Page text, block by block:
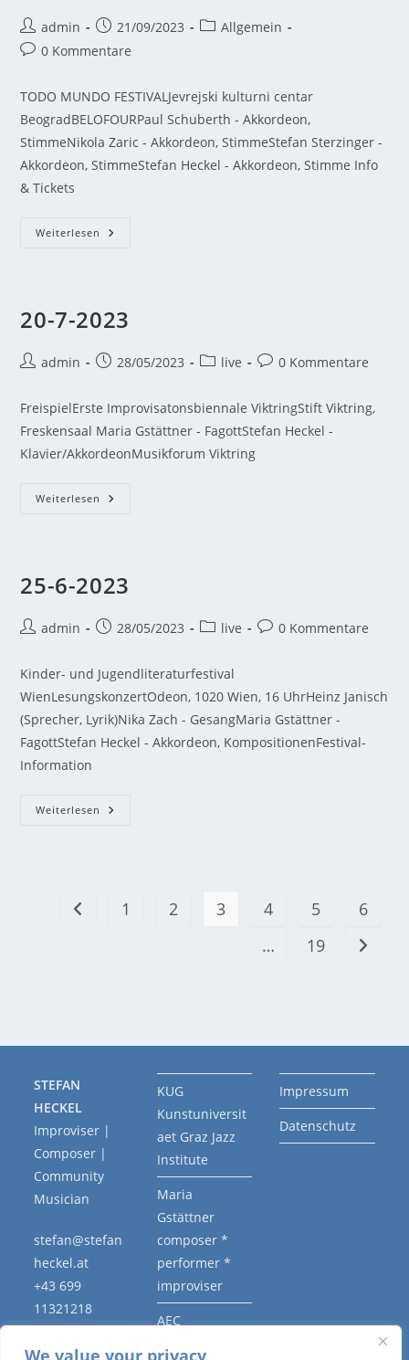
We value your privacy
admin 21/09/2023
Allgemein
0 Kommentare
TODO MUNDO FESTIVALJevrejski kulturni centar
BeogradBELOFOURPaul Schuberth - Akkordeon,
StimmeNikola Zaric - Akkordeon, StimmeStefan Sterzinger -
Akkordeon, StimmeStefan Heckel - Akkordeon, Stimme Info
& Tickets
Weiterlesen
20-7-2023
admin 28/05/2023 live 0 Kommentare
FreispielErste Improvisatonsbiennale ViktringStift Viktring,
Freskensaal Maria Gstättner - FagottStefan Heckel -
Klavier/AkkordeonMusikforum Viktring
Weiterlesen
25-6-2023
admin 28/05/2023 live 0 Kommentare
Kinder- und Jugendliteraturfestival
WienLesungskonzertOdeon, 1020 Wien, 16 UhrHeinz Janisch
(Sprecher, Lyrik)Nika Zach - GesangMaria Gstättner -
FagottStefan Heckel - Akkordeon, KompositionenFestival-
Information
Weiterlesen
1 2 3 4 5
6
…
19
STEFAN
HECKEL
Improviser |
Composer |
Community
Musician
stefan@stefan
heckel.at
+43 699
11321218
KUG
Kunstuniversit
aet Graz Jazz
Institute
Maria
Gstättner
composer *
performer *
improviser
AEC
Impressum
Datenschutz